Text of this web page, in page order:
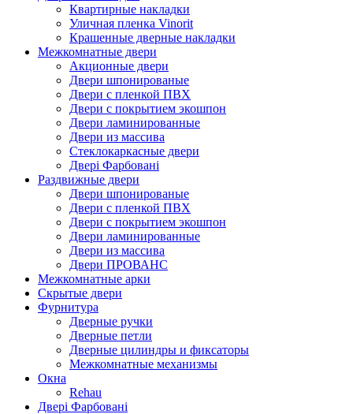
Квартирные накладки
Уличная пленка Vinorit
Крашенные дверные накладки
Межкомнатные двери
Акционные двери
Двери шпонированые
Двери с пленкой ПВХ
Двери с покрытием экошпон
Двери ламинированные
Двери из массива
Стеклокаркасные двери
Двері Фарбовані
Раздвижные двери
Двери шпонированые
Двери с пленкой ПВХ
Двери с покрытием экошпон
Двери ламинированные
Двери из массива
Двери ПРОВАНС
Межкомнатные арки
Скрытые двери
Фурнитура
Дверные ручки
Дверные петли
Дверные цилиндры и фиксаторы
Межкомнатные механизмы
Окна
Rehau
Двері Фарбовані